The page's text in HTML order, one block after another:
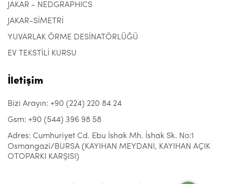
JAKAR - NEDGRAPHICS
JAKAR-SİMETRİ
YUVARLAK ÖRME DESİNATÖRLÜĞÜ
EV TEKSTİLİ KURSU
İletişim
Bizi Arayın: +90 (224) 220 84 24
Gsm: +90 (544) 396 98 58
Adres: Cumhuriyet Cd. Ebu İshak Mh. İshak Sk. No:1
Osmangazi/BURSA (KAYIHAN MEYDANI, KAYIHAN AÇIK
OTOPARKI KARŞISI)